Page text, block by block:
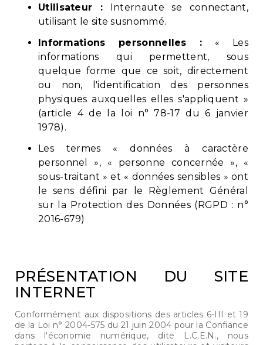
Utilisateur : Internaute se connectant,
utilisant le site susnommé.
Informations personnelles : « Les
informations qui permettent, sous
quelque forme que ce soit, directement
ou non, l'identification des personnes
physiques auxquelles elles s'appliquent »
(article 4 de la loi n° 78-17 du 6 janvier
1978).
Les termes « données à caractère
personnel », « personne concernée », «
sous-traitant » et « données sensibles » ont
le sens défini par le Règlement Général
sur la Protection des Données (RGPD : n°
2016-679)
PRÉSENTATION DU SITE
INTERNET
Conformément aux dispositions des articles 6-III et 19
de la Loi n° 2004-575 du 21 juin 2004 pour la Confiance
dans l'économie numérique, dite L.C.E.N., nous